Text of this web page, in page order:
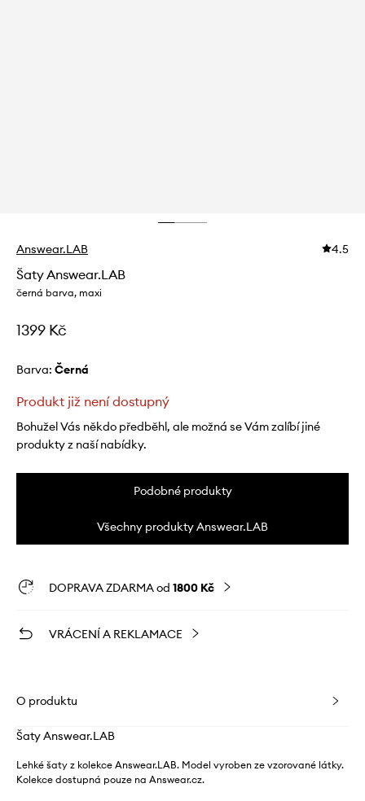
Answear.LAB 4.5
Šaty Answear.LAB
černá barva, maxi
1399 Kč
Barva: černá
Produkt již není dostupný
Bohužel Vás někdo předběhl, ale možná se Vám zalíbí jiné
produkty z naší nabídky.
Podobné produkty
Všechny produkty Answear.LAB
DOPRAVA ZDARMA od 1800 Kč
VRÁCENÍ A REKLAMACE
O produktu
Šaty Answear.LAB
Lehké šaty z kolekce Answear.LAB. Model vyroben ze vzorované látky.
Kolekce dostupná pouze na Answear.cz.